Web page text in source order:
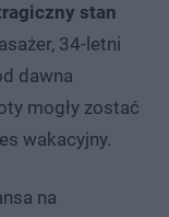
stan
34-letni
dawna
mogły zostać
wakacyjny.
na